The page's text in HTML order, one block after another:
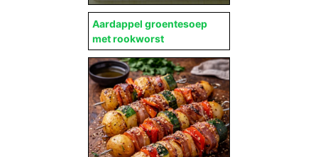
Aardappel groentesoep
met rookworst